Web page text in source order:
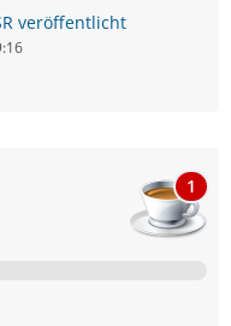
veröffentlicht
1